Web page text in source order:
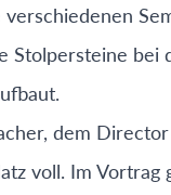
Stolpersteine bei
dem
voll. Im Vortrag